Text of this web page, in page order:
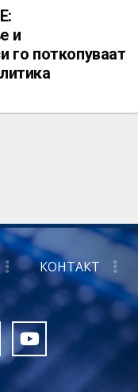
и
го поткопуваат
КОНТАКТ